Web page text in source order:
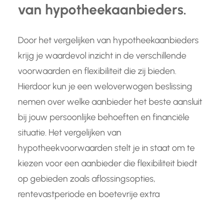
van hypotheekaanbieders.
Door het vergelijken van hypotheekaanbieders
krijg je waardevol inzicht in de verschillende
voorwaarden en flexibiliteit die zij bieden.
Hierdoor kun je een weloverwogen beslissing
nemen over welke aanbieder het beste aansluit
bij jouw persoonlijke behoeften en financiële
situatie. Het vergelijken van
hypotheekvoorwaarden stelt je in staat om te
kiezen voor een aanbieder die flexibiliteit biedt
op gebieden zoals aflossingsopties,
rentevastperiode en boetevrije extra